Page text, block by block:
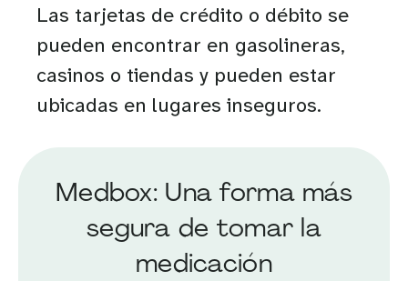
Las tarjetas de crédito o débito se
pueden encontrar en gasolineras,
casinos o tiendas y pueden estar
ubicadas en lugares inseguros.
Medbox: Una forma más
segura de tomar la
medicación